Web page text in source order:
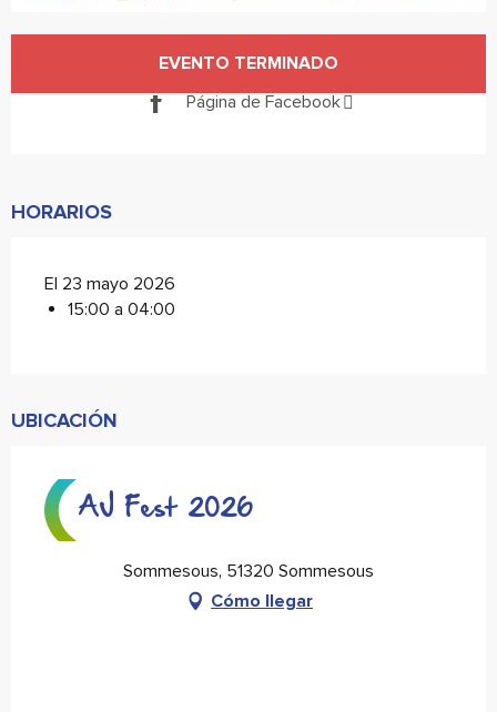
EVENTO TERMINADO
Página de Facebook
HORARIOS
El 23 mayo 2026
15:00 a 04:00
UBICACIÓN
AJ Fest 2026
Sommesous, 51320 Sommesous
Cómo llegar